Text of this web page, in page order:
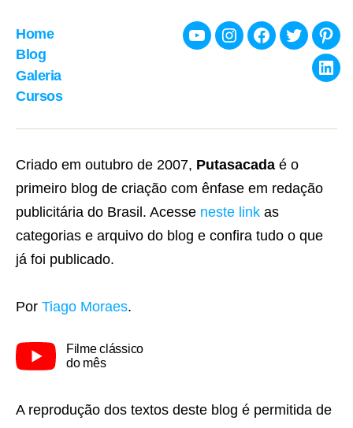
Home
Blog
Galeria
Cursos
YoutubeInstagramFacebook
Twitter
Criado em outubro de 2007, Putasacada é o
primeiro blog de criação com ênfase em redação
publicitária do Brasil. Acesse neste link as
categorias e arquivo do blog e confira tudo o que
já foi publicado.
Por Tiago Moraes.
Filme clássico
do mês
A reprodução dos textos deste blog é permitida de